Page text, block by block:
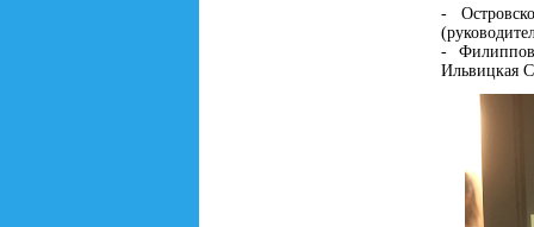
-
-
Ильвицкая